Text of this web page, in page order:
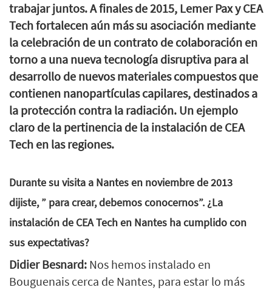
trabajar juntos. A finales de 2015, Lemer Pax y CEA
Tech fortalecen aún más su asociación mediante
la celebración de un contrato de colaboración en
torno a una nueva tecnología disruptiva para al
desarrollo de nuevos materiales compuestos que
contienen nanopartículas capilares, destinados a
la protección contra la radiación. Un ejemplo
claro de la pertinencia de la instalación de CEA
Tech en las regiones.
Durante su visita a Nantes en noviembre de 2013
dijiste, ” para crear, debemos conocernos”. ¿La
instalación de CEA Tech en Nantes ha cumplido con
sus expectativas?
Didier Besnard: Nos hemos instalado en
Bouguenais cerca de Nantes, para estar lo más